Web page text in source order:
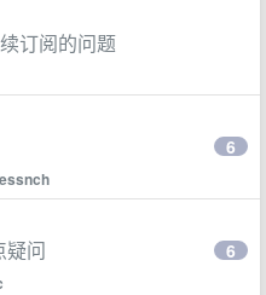
订阅的问题
6
疑问 6